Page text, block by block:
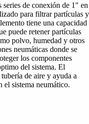
de conexión de 1″ en
para filtrar partículas y
tiene una capacidad
puede retener partículas
polvo, humedad y otros
neumáticas donde se
los componentes
del sistema. El
de aire y ayuda a
el sistema neumático.